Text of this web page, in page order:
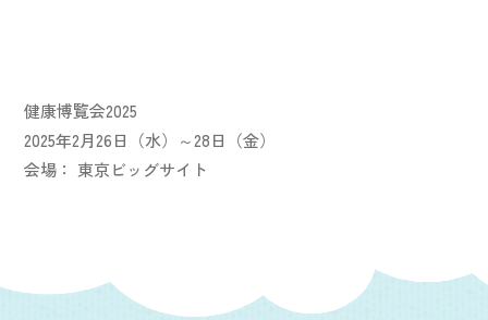
健康博覧会2025
2025年2月26日（水）～28日（金）
会場： 東京ビッグサイト